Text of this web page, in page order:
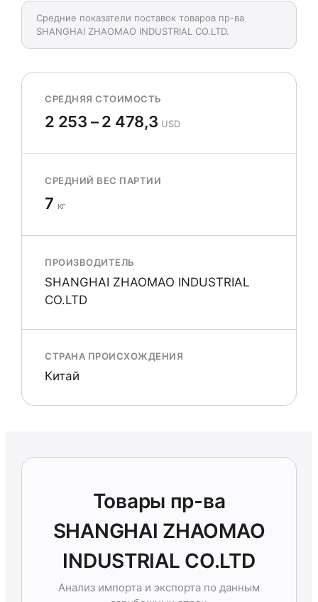
Средние показатели поставок товаров пр-ва
SHANGHAI ZHAOMAO INDUSTRIAL CO.LTD.
СРЕДНЯЯ СТОИМОСТЬ
2 253 – 2 478,3 USD
СРЕДНИЙ ВЕС ПАРТИИ
7 кг
ПРОИЗВОДИТЕЛЬ
SHANGHAI ZHAOMAO INDUSTRIAL
CO.LTD
СТРАНА ПРОИСХОЖДЕНИЯ
Китай
Товары пр-ва
SHANGHAI ZHAOMAO
INDUSTRIAL CO.LTD
Анализ импорта и экспорта по данным